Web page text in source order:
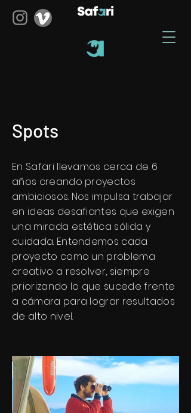
Spots
En Safari llevamos cerca de 6
años creando proyectos
ambiciosos. Nos impulsa trabajar
en ideas desafiantes que exigen
una mirada estética sólida y
cuidada. Entendemos cada
proyecto como un problema
creativo a resolver, siempre
priorizando lo que sucede frente
a cámara para lograr resultados
de alto nivel.